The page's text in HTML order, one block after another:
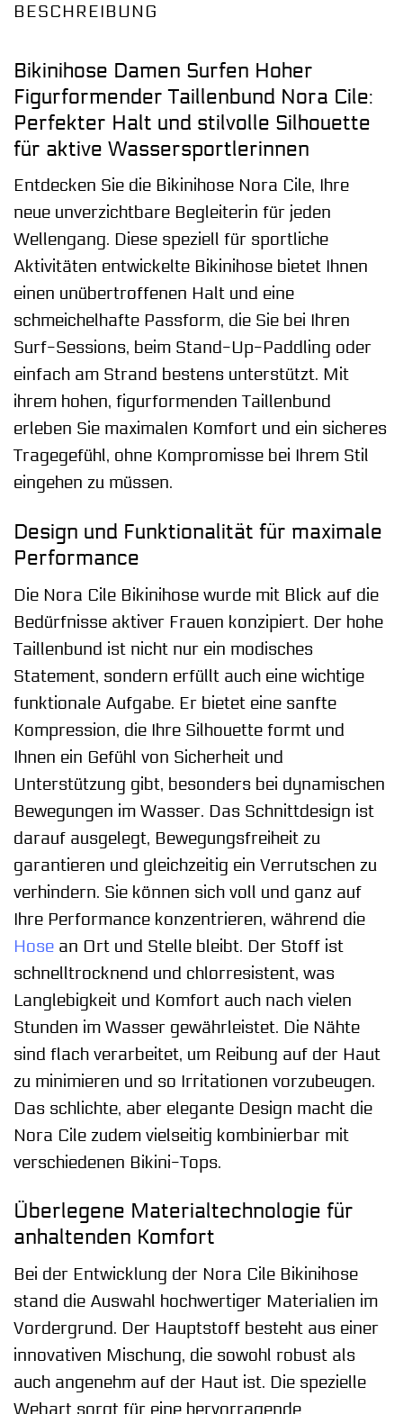
BESCHREIBUNG
Bikinihose Damen Surfen Hoher
Figurformender Taillenbund Nora Cile:
Perfekter Halt und stilvolle Silhouette
für aktive Wassersportlerinnen
Entdecken Sie die Bikinihose Nora Cile, Ihre
neue unverzichtbare Begleiterin für jeden
Wellengang. Diese speziell für sportliche
Aktivitäten entwickelte Bikinihose bietet Ihnen
einen unübertroffenen Halt und eine
schmeichelhafte Passform, die Sie bei Ihren
Surf-Sessions, beim Stand-Up-Paddling oder
einfach am Strand bestens unterstützt. Mit
ihrem hohen, figurformenden Taillenbund
erleben Sie maximalen Komfort und ein sicheres
Tragegefühl, ohne Kompromisse bei Ihrem Stil
eingehen zu müssen.
Design und Funktionalität für maximale
Performance
Die Nora Cile Bikinihose wurde mit Blick auf die
Bedürfnisse aktiver Frauen konzipiert. Der hohe
Taillenbund ist nicht nur ein modisches
Statement, sondern erfüllt auch eine wichtige
funktionale Aufgabe. Er bietet eine sanfte
Kompression, die Ihre Silhouette formt und
Ihnen ein Gefühl von Sicherheit und
Unterstützung gibt, besonders bei dynamischen
Bewegungen im Wasser. Das Schnittdesign ist
darauf ausgelegt, Bewegungsfreiheit zu
garantieren und gleichzeitig ein Verrutschen zu
verhindern. Sie können sich voll und ganz auf
Ihre Performance konzentrieren, während die
Hose an Ort und Stelle bleibt. Der Stoff ist
schnelltrocknend und chlorresistent, was
Langlebigkeit und Komfort auch nach vielen
Stunden im Wasser gewährleistet. Die Nähte
sind flach verarbeitet, um Reibung auf der Haut
zu minimieren und so Irritationen vorzubeugen.
Das schlichte, aber elegante Design macht die
Nora Cile zudem vielseitig kombinierbar mit
verschiedenen Bikini-Tops.
Überlegene Materialtechnologie für
anhaltenden Komfort
Bei der Entwicklung der Nora Cile Bikinihose
stand die Auswahl hochwertiger Materialien im
Vordergrund. Der Hauptstoff besteht aus einer
innovativen Mischung, die sowohl robust als
auch angenehm auf der Haut ist. Die spezielle
Webart sorgt für eine hervorragende